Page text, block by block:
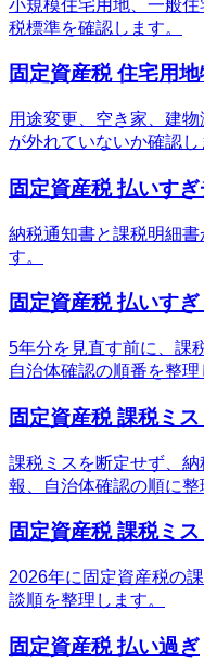
小規模住宅用地、一般
税標準を確認します。
固定資産税 住宅用
用途変更、空き家、建
が外れていないか確認し
固定資産税 払いす
納税通知書と課税明細
す。
固定資産税 払いす
5年分を見直す前に、課
自治体確認の順番を整理
固定資産税 課税ミス
課税ミスを断定せず、
報、自治体確認の順に整
固定資産税 課税ミ
2026年に固定資産税の
談順を整理します。
固定資産税 払い過ぎ